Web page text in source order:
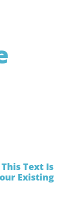
Text Is
Existing